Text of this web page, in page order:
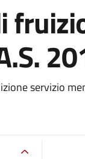
servizio